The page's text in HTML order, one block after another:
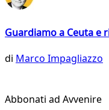
Guardiamo a Ceuta e
di Marco Impagliazzo
Abbonati ad Avvenire